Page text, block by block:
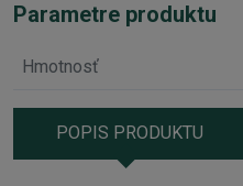
Parametre produktu
Hmotnosť
POPIS PRODUKTU